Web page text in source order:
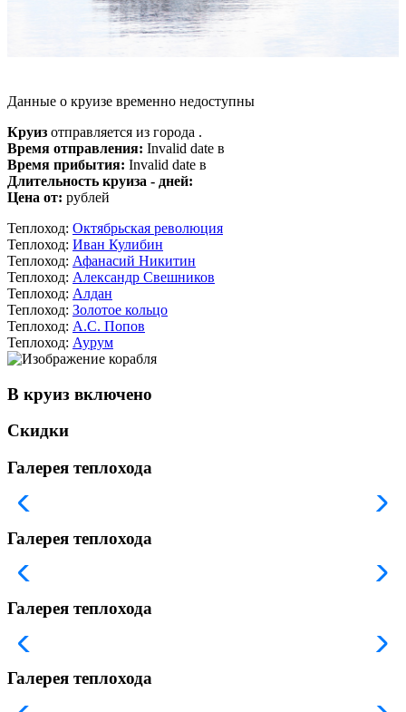
Данные о круизе временно недоступны
Круиз отправляется из города .
Время отправления: Invalid date в
Время прибытия: Invalid date в
Длительность круиза - дней:
Цена от: рублей
Теплоход: Октябрьская революция
Теплоход: Иван Кулибин
Теплоход: Афанасий Никитин
Теплоход: Александр Свешников
Теплоход: Алдан
Теплоход: Золотое кольцо
Теплоход: А.С. Попов
Теплоход: Аурум
В круиз включено
Скидки
Галерея теплохода
Галерея теплохода
Галерея теплохода
Галерея теплохода